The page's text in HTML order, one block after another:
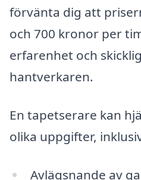
förvänta dig att
och 700 kronor per
erfarenhet och
hantverkaren.
En tapetserare kan
olika uppgifter,
Avlägsnande av